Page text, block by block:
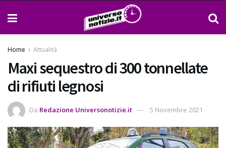
Home Attualità
Maxi sequestro di 300 tonnellate
di rifiuti legnosi
Da Redazione Universonotizie.it 5 Novembre 2021